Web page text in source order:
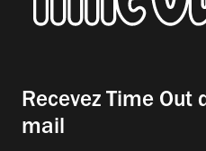
Recevez Time Out
mail